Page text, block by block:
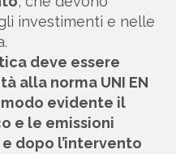
investimenti e nelle
deve essere
alla norma UNI EN
modo evidente il
e le emissioni
dopo l’intervento